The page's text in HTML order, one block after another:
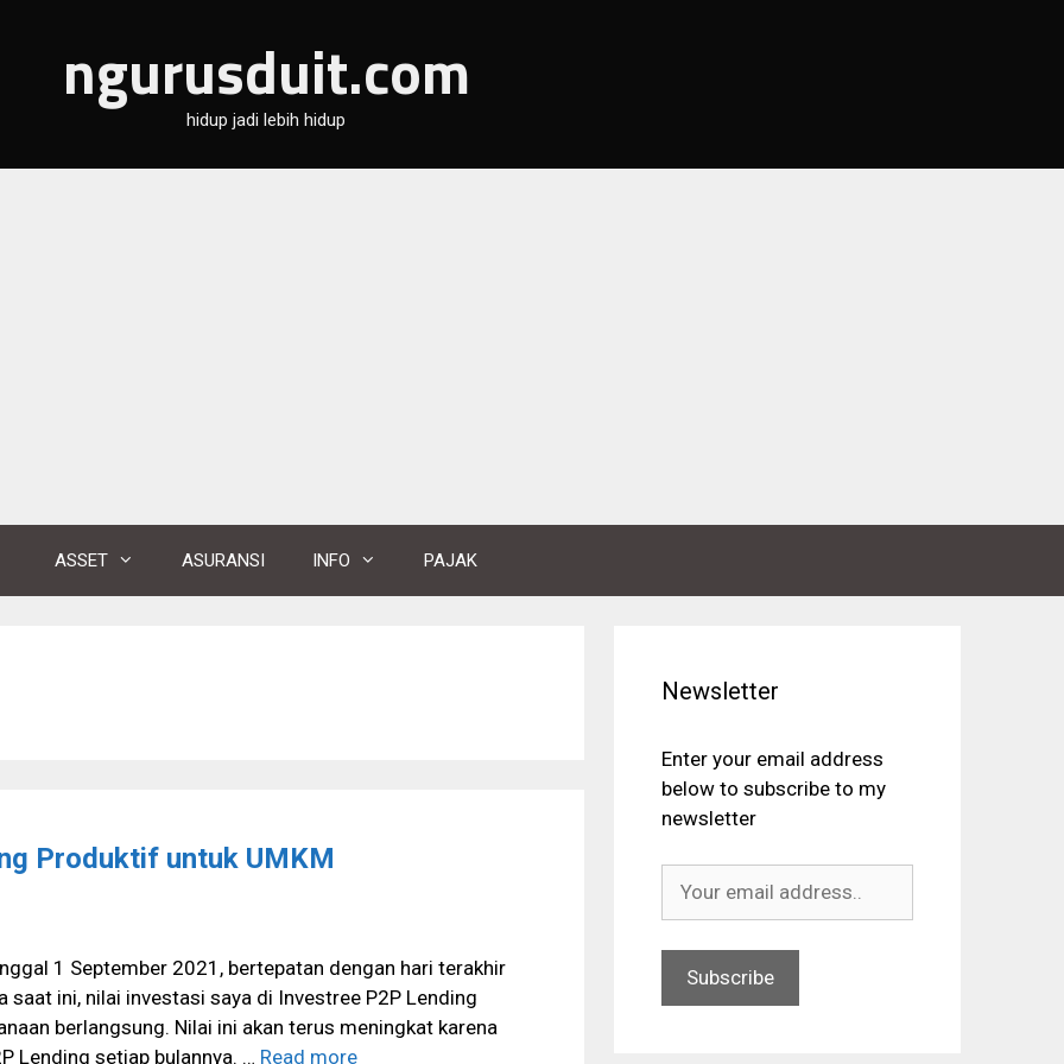
ngurusduit.com
hidup jadi lebih hidup
ASSET ASURANSI INFO PAJAK
Produktif untuk UMKM
1 September 2021, bertepatan dengan hari terakhir
saat ini, nilai investasi saya di Investree P2P Lending
berlangsung. Nilai ini akan terus meningkat karena
Lending setiap bulannya. … Read more
Newsletter
Enter your email address
below to subscribe to my
newsletter